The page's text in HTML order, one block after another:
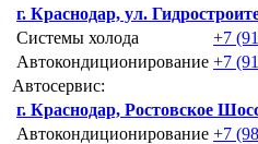
г. Краснодар, ул.
Системы холода
+7
Автокондиционирование +7
Автосервис:
г. Краснодар, Ростовское
Автокондиционирование +7